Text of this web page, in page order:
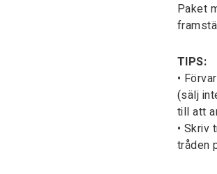
Paket
TIPS:
•
(sälj
till att
• Skriv
tråden